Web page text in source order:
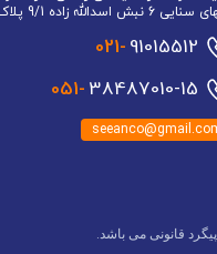
6 نبش اسدالله زاده 9/1 پلاک 34 واحد 3
021- 91015512
051- 38487010-15
قانونی می باشد.